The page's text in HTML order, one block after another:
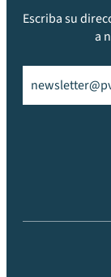
Escriba su
a